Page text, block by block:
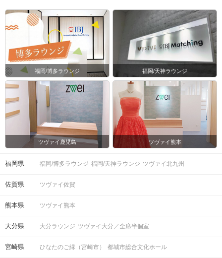
福岡/博多ラウンジ 福岡/天神ラウンジ
ツヴァイ鹿児島 ツヴァイ熊本
福岡県 福岡/博多ラウンジ 福岡/天神ラウンジ ツヴァイ北九州
佐賀県 ツヴァイ佐賀
熊本県 ツヴァイ熊本
大分県 大分ラウンジ ツヴァイ大分／全席半個室
宮崎県 ひなたのご縁（宮崎市） 都城市総合文化ホール